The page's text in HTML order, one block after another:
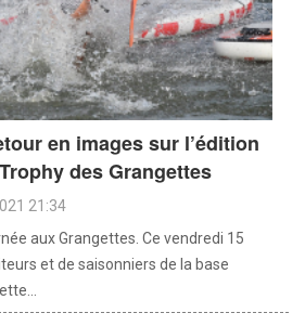
en images sur l’édition
des Grangettes
21:34
aux Grangettes. Ce vendredi 15
et de saisonniers de la base